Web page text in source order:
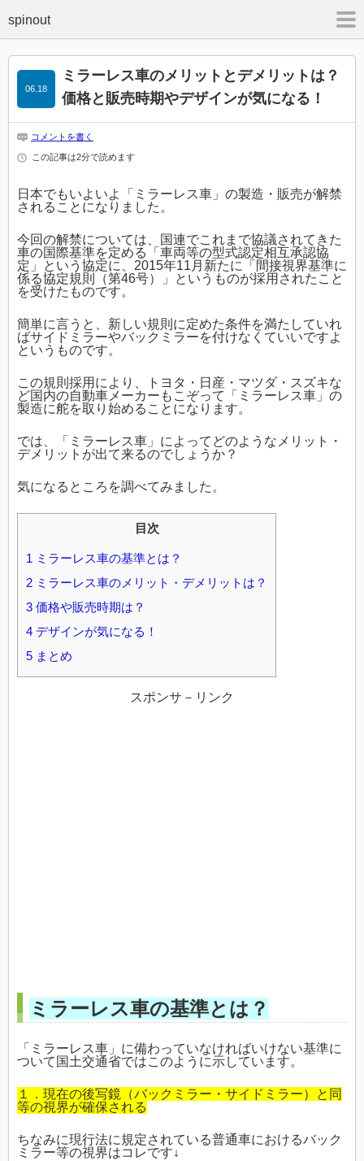
ミラーレス車のメリットとデメリットは？
価格と販売時期やデザインが気になる！
06.18
コメントを書く
この記事は2分で読めます
日本でもいよいよ「ミラーレス車」の製造・販売が解禁
されることになりました。
今回の解禁については、国連でこれまで協議されてきた
車の国際基準を定める「車両等の型式認定相互承認協
定」という協定に、2015年11月新たに「間接視界基準に
係る協定規則（第46号）」というものが採用されたこと
を受けたものです。
簡単に言うと、新しい規則に定めた条件を満たしていれ
ばサイドミラーやバックミラーを付けなくていいですよ
というものです。
この規則採用により、トヨタ・日産・マツダ・スズキな
ど国内の自動車メーカーもこぞって「ミラーレス車」の
製造に舵を取り始めることになります。
では、「ミラーレス車」によってどのようなメリット・
デメリットが出て来るのでしょうか？
気になるところを調べてみました。
目次
1 ミラーレス車の基準とは？
2 ミラーレス車のメリット・デメリットは？
3 価格や販売時期は？
4 デザインが気になる！
5 まとめ
スポンサ－リンク
ミラーレス車の基準とは？
「ミラーレス車」に備わっていなければいけない基準に
ついて国土交通省ではこのように示しています。
１．現在の後写鏡（バックミラー・サイドミラー）と同
等の視界が確保される
ちなみに現行法に規定されている普通車におけるバック
ミラー等の視界はコレです↓